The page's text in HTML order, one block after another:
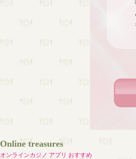
Online treasures
オンラインカジノ アプリ おすすめ